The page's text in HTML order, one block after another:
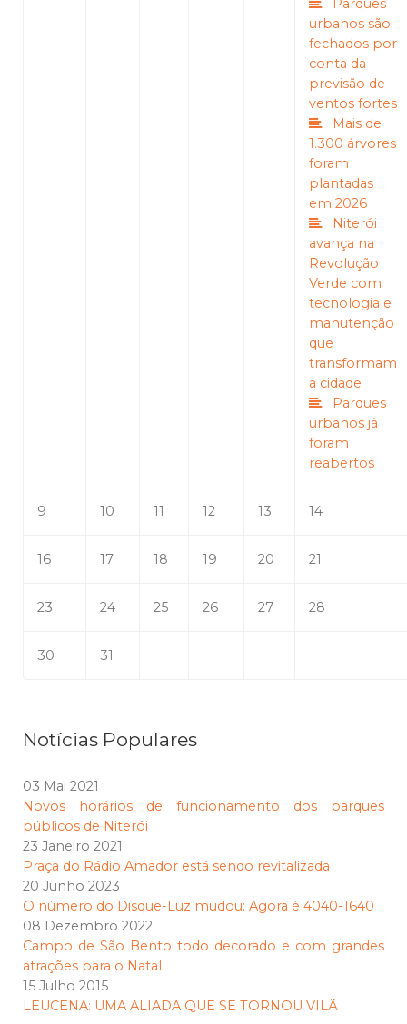
Parques
urbanos são
fechados por
conta da
previsão de
ventos fortes
Mais de
1.300 árvores
foram
plantadas
em 2026
Niterói
avança na
Revolução
Verde com
tecnologia e
manutenção
que
transformam
a cidade
Parques
urbanos já
foram
reabertos
9 10 11 12 13 14
16 17 18 19 20 21
23 24 25 26 27 28
30 31
Notícias Populares
03 Mai 2021
Novos horários de funcionamento dos parques
públicos de Niterói
23 Janeiro 2021
Praça do Rádio Amador está sendo revitalizada
20 Junho 2023
O número do Disque-Luz mudou: Agora é 4040-1640
08 Dezembro 2022
Campo de São Bento todo decorado e com grandes
atrações para o Natal
15 Julho 2015
LEUCENA: UMA ALIADA QUE SE TORNOU VILÃ